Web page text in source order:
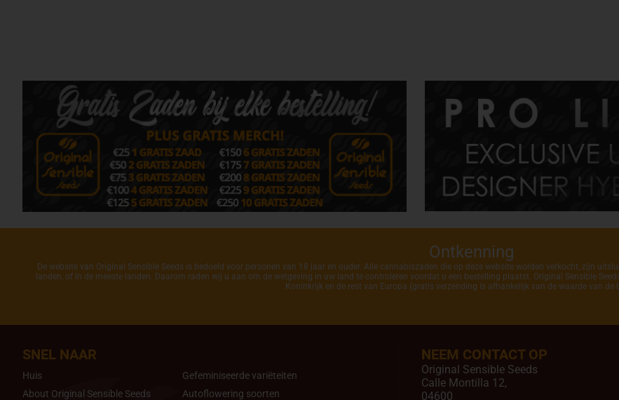
Ontkenning
De website van Original Sensible Seeds is bedoeld voor personen van 18 jaar en ouder. Alle cannabiszaden die op deze website worden verkocht, zijn
landen, of in de meeste landen. Daarom raden wij u aan om de wetgeving in uw land te controleren voordat u een bestelling plaatst. Original Sensible
Koninkrijk en de rest van Europa (gratis verzending is afhankelijk van de waarde van de
SNEL NAAR
Huis
About Original Sensible Seeds
Gefeminiseerde variëteiten
Autoflowering soorten
NEEM CONTACT OP
Original Sensible Seeds
Calle Montilla 12,
04600